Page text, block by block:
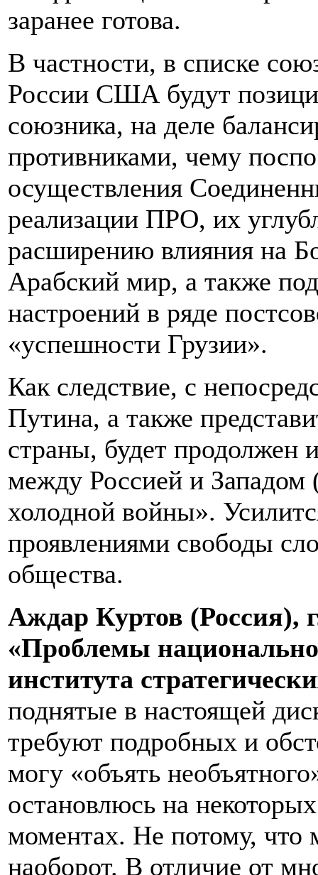
заранее готова.
В частности, в списке
России США будут
союзника, на деле
противниками, чему
осуществления
реализации ПРО, их
расширению влияния на
Арабский мир, а также
настроений в ряде
«успешности Грузии».
Как следствие, с
Путина, а также
страны, будет продолжен
между Россией и
холодной войны».
проявлениями свободы
общества.
Аждар Куртов (Россия),
«Проблемы
института
поднятые в настоящей
требуют подробных и
могу «объять
остановлюсь на
моментах. Не потому, что
наоборот. В отличие от